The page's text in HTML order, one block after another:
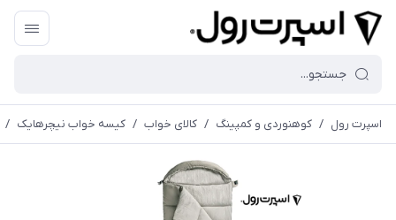
اسپرت رول / کوهنوردی و کمپینگ / کالای خواب / کیسه خواب نیچرهایک /